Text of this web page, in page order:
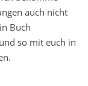
auch nicht
Buch
so mit euch in